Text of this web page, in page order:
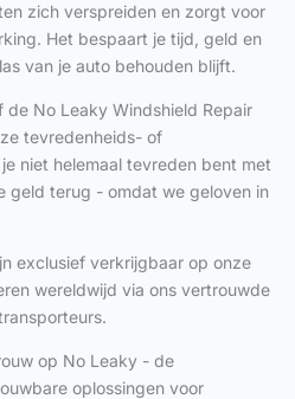
zich verspreiden en zorgt voor
Het bespaart je tijd, geld en
van je auto behouden blijft.
No Leaky Windshield Repair
tevredenheids- of
niet helemaal tevreden bent met
geld terug - omdat we geloven in
exclusief verkrijgbaar op onze
wereldwijd via ons vertrouwde
op No Leaky - de
oplossingen voor